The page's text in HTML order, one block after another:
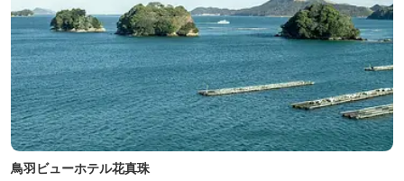
鳥羽ビューホテル花真珠